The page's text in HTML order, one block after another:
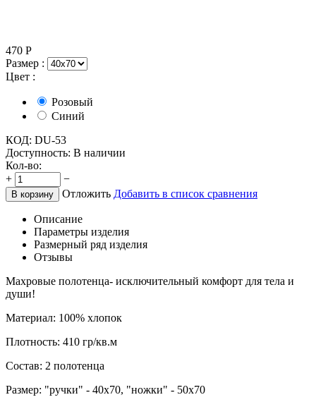
470 Р
Размер :
Цвет :
Розовый
Синий
КОД: DU-53
Доступность: В наличии
Кол-во:
+
−
В корзину Отложить Добавить в список сравнения
Описание
Параметры изделия
Размерный ряд изделия
Отзывы
Махровые полотенца- исключительный комфорт для тела и
души!
Материал: 100% хлопок
Плотность: 410 гр/кв.м
Состав: 2 полотенца
Размер: "ручки" - 40x70, "ножки" - 50х70